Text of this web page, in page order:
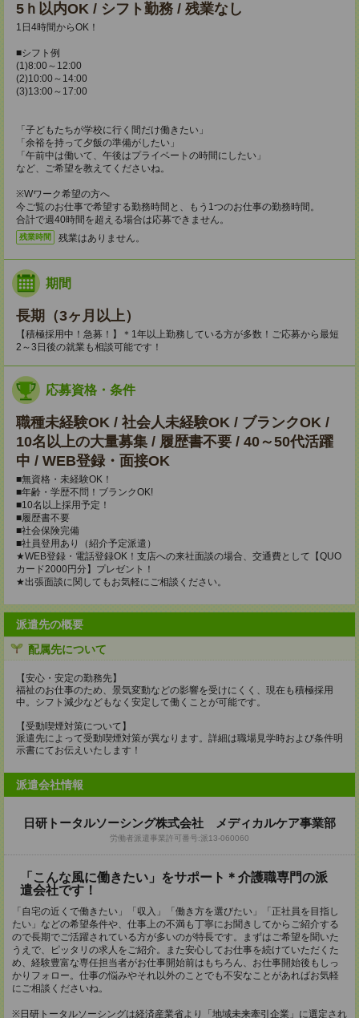
5ｈ以内OK / シフト勤務 / 残業なし
1日4時間からOK！
■シフト例
(1)8:00～12:00
(2)10:00～14:00
(3)13:00～17:00
「子どもたちが学校に行く間だけ働きたい」
「余裕を持って夕飯の準備がしたい」
「午前中は働いて、午後はプライベートの時間にしたい」
など、ご希望を教えてくださいね。
※Wワーク希望の方へ
今ご覧のお仕事で希望する勤務時間と、もう1つのお仕事の勤務時間。
合計で週40時間を超える場合は応募できません。
残業時間 残業はありません。
期間
長期（3ヶ月以上）
【積極採用中！急募！】＊1年以上勤務している方が多数！ご応募から最短
2～3日後の就業も相談可能です！
応募資格・条件
職種未経験OK / 社会人未経験OK / ブランクOK /
10名以上の大量募集 / 履歴書不要 / 40～50代活躍
中 / WEB登録・面接OK
■無資格・未経験OK！
■年齢・学歴不問！ブランクOK!
■10名以上採用予定！
■履歴書不要
■社会保険完備
■社員登用あり（紹介予定派遣）
★WEB登録・電話登録OK！支店への来社面談の場合、交通費として【QUO
カード2000円分】プレゼント！
★出張面談に関してもお気軽にご相談ください。
派遣先の概要
配属先について
【安心・安定の勤務先】
福祉のお仕事のため、景気変動などの影響を受けにくく、現在も積極採用
中。シフト減少などもなく安定して働くことが可能です。
【受動喫煙対策について】
派遣先によって受動喫煙対策が異なります。詳細は職場見学時および条件明
示書にてお伝えいたします！
派遣会社情報
日研トータルソーシング株式会社 メディカルケア事業部
労働者派遣事業許可番号:派13-060060
「こんな風に働きたい」をサポート＊介護職専門の派
遣会社です！
「自宅の近くで働きたい」「収入」「働き方を選びたい」「正社員を目指し
たい」などの希望条件や、仕事上の不満も丁寧にお聞きしてからご紹介する
ので長期でご活躍されている方が多いのが特長です。まずはご希望を聞いた
うえで、ピッタリの求人をご紹介。また安心してお仕事を続けていただくた
め、経験豊富な専任担当者がお仕事開始前はもちろん、お仕事開始後もしっ
かりフォロー。仕事の悩みやそれ以外のことでも不安なことがあればお気軽
にご相談くださいね。
※日研トータルソーシングは経済産業省より「地域未来牽引企業」に選定され